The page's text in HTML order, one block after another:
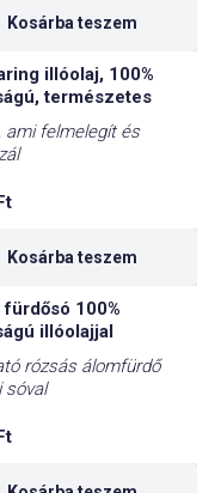
Kosárba teszem
illóolaj, 100%
természetes
ami felmelegít és
Kosárba teszem
fürdősó 100%
illóolajjal
rózsás álomfürdő
sóval